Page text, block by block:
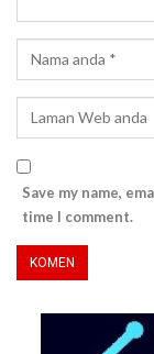
Save my name,
time I comment.